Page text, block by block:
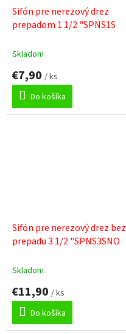
Sifón pre nerezový drez
prepadom 1 1/2 "SPNS1S
Skladom
€7,90 / ks
Do košíka
Sifón pre nerezový drez bez
prepadu 3 1/2 "SPNS3SNO
Skladom
€11,90 / ks
Do košíka